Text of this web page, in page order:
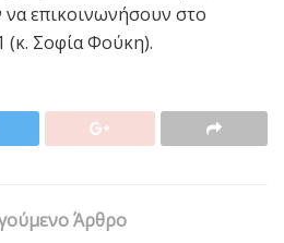
επικοινωνήσουν στo
(κ. Σοφία Φούκη).
Άρθρο